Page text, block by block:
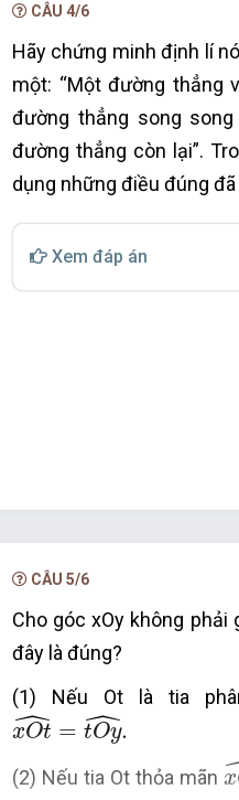
CÂU 4/6
Hãy chứng minh định lí
một: “Một đường thẳng
đường thẳng song
đường thẳng còn lại”.
dụng những điều đúng đã
Xem đáp án
CÂU 5/6
Cho góc xOy không phải
đây là đúng?
(1) Nếu Ot là tia
ˆ
xOt = ˆ
tOy.
xOt^ =t Oy^.
(2) Nếu tia Ot thỏa mãn x
x